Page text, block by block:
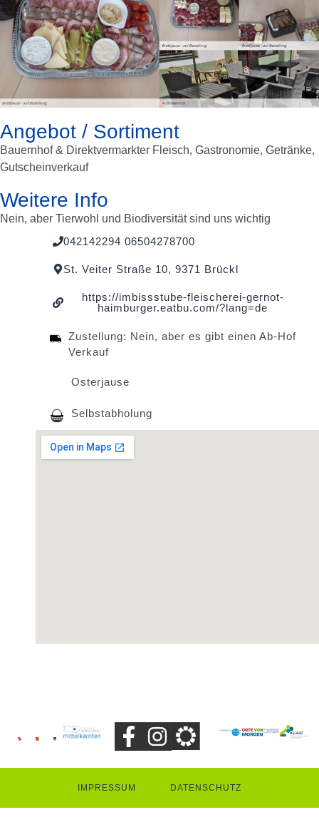
Angebot / Sortiment
Bauernhof & Direktvermarkter Fleisch, Gastronomie, Getränke,
Gutscheinverkauf
Weitere Info
Nein, aber Tierwohl und Biodiversität sind uns wichtig
042142294 06504278700
St. Veiter Straße 10, 9371 Brückl
https://imbissstube-fleischerei-gernot-
haimburger.eatbu.com/?lang=de
Zustellung: Nein, aber es gibt einen Ab-Hof
Verkauf
Osterjause
Selbstabholung
IMPRESSUM DATENSCHUTZ